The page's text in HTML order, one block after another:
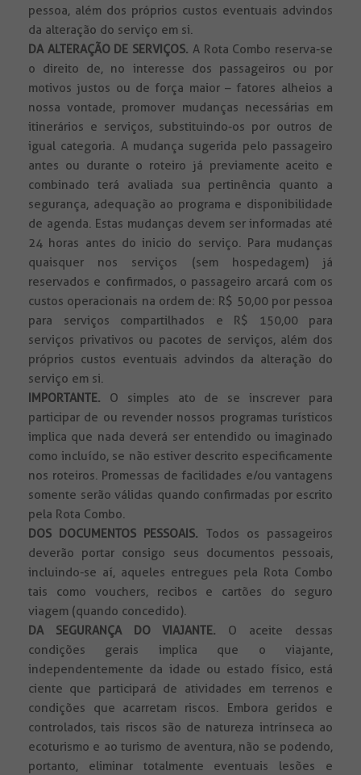
pessoa, além dos próprios custos eventuais advindos
da alteração do serviço em si.
DA ALTERAÇÃO DE SERVIÇOS. A Rota Combo reserva-se
o direito de, no interesse dos passageiros ou por
motivos justos ou de força maior – fatores alheios a
nossa vontade, promover mudanças necessárias em
itinerários e serviços, substituindo-os por outros de
igual categoria. A mudança sugerida pelo passageiro
antes ou durante o roteiro já previamente aceito e
combinado terá avaliada sua pertinência quanto a
segurança, adequação ao programa e disponibilidade
de agenda. Estas mudanças devem ser informadas até
24 horas antes do inicio do serviço. Para mudanças
quaisquer nos serviços (sem hospedagem) já
reservados e confirmados, o passageiro arcará com os
custos operacionais na ordem de: R$ 50,00 por pessoa
para serviços compartilhados e R$ 150,00 para
serviços privativos ou pacotes de serviços, além dos
próprios custos eventuais advindos da alteração do
serviço em si.
IMPORTANTE. O simples ato de se inscrever para
participar de ou revender nossos programas turísticos
implica que nada deverá ser entendido ou imaginado
como incluído, se não estiver descrito especificamente
nos roteiros. Promessas de facilidades e/ou vantagens
somente serão válidas quando confirmadas por escrito
pela Rota Combo.
DOS DOCUMENTOS PESSOAIS. Todos os passageiros
deverão portar consigo seus documentos pessoais,
incluindo-se aí, aqueles entregues pela Rota Combo
tais como vouchers, recibos e cartões do seguro
viagem (quando concedido).
DA SEGURANÇA DO VIAJANTE. O aceite dessas
condições gerais implica que o viajante,
independentemente da idade ou estado físico, está
ciente que participará de atividades em terrenos e
condições que acarretam riscos. Embora geridos e
controlados, tais riscos são de natureza intrínseca ao
ecoturismo e ao turismo de aventura, não se podendo,
portanto, eliminar totalmente eventuais lesões e